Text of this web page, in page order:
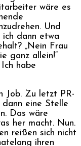
wäre es
Und
ich dann etwa
„Nein Frau
ganz allein!“
habe
Job. Zu letzt PR-
dann eine Stelle
Das wäre
her macht. Nun.
reißen sich nicht
ihren